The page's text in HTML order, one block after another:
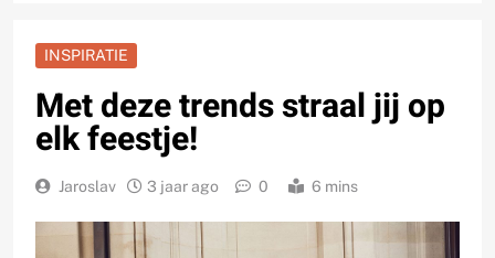
INSPIRATIE
Met deze trends straal jij op
elk feestje!
Jaroslav 3 jaar ago 0 6 mins